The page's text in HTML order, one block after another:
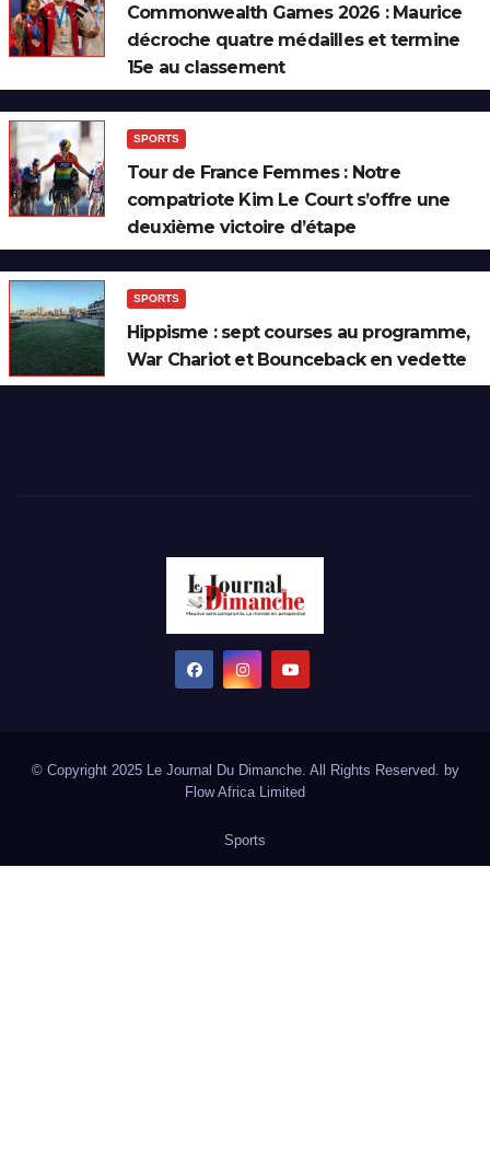
Commonwealth Games 2026 : Maurice
décroche quatre médailles et termine
15e au classement
SPORTS
Tour de France Femmes : Notre
compatriote Kim Le Court s’offre une
deuxième victoire d’étape
SPORTS
Hippisme : sept courses au programme,
War Chariot et Bounceback en vedette
© Copyright 2025 Le Journal Du Dimanche. All Rights Reserved. by
Flow Africa Limited
Sports